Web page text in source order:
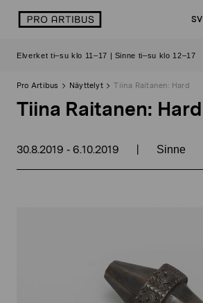
sisältöön
logo SV
Elverket ti–su klo 11–17 | Sinne ti–su klo 12–17
Pro Artibus Näyttelyt Tiina Raitanen: Hard
Tiina Raitanen: Hard
30.8.2019 - 6.10.2019 | Sinne